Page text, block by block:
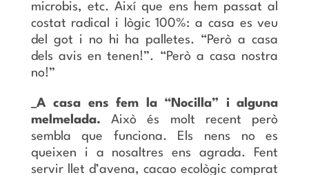
microbis, etc. Així que ens hem passat al
costat radical i lògic 100%: a casa es veu
del got i no hi ha palletes. “Però a casa
dels avis en tenen!”. “Però a casa nostra
no!”
_A casa ens fem la “Nocilla” i alguna
melmelada.Això és molt recent però
sembla que funciona. Els nens no es
queixen i a nosaltres ens agrada. Fent
servir llet d’avena, cacao ecològic comprat